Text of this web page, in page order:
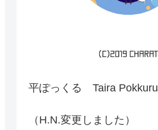
平ぽっくる Taira Pokkuru
（H.N.変更しました）